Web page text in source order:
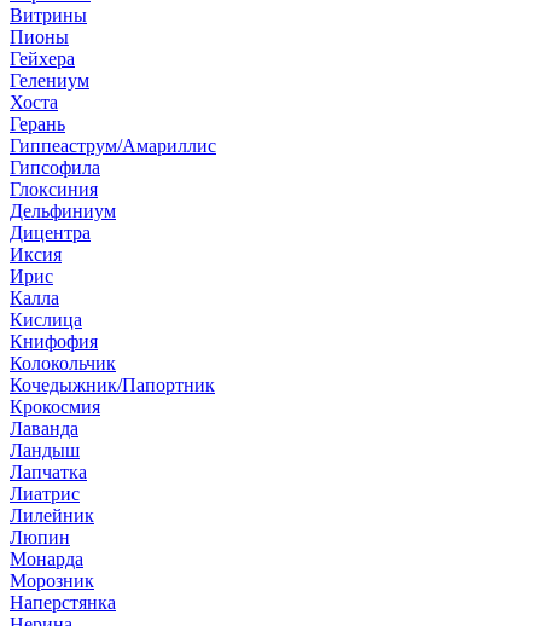
Витрины
Пионы
Гейхера
Гелениум
Хоста
Герань
Гиппеаструм/Амариллис
Гипсофила
Глоксиния
Дельфиниум
Дицентра
Иксия
Ирис
Калла
Кислица
Книфофия
Колокольчик
Кочедыжник/Папортник
Крокосмия
Лаванда
Ландыш
Лапчатка
Лиатрис
Лилейник
Люпин
Монарда
Морозник
Наперстянка